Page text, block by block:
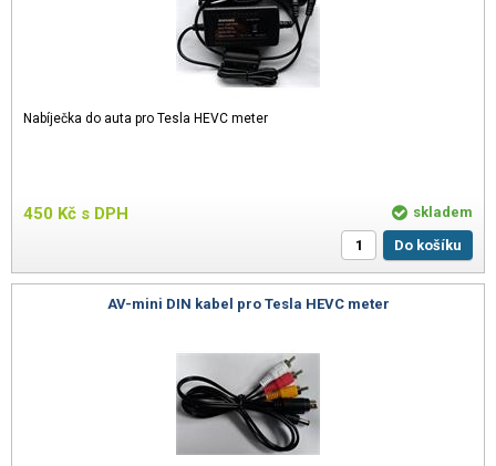
Nabíječka do auta pro Tesla HEVC meter
450 Kč s DPH
skladem
Do košíku
AV-mini DIN kabel pro Tesla HEVC meter